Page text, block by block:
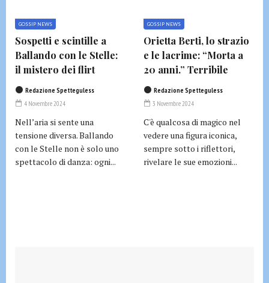
GOSSIP NEWS
Sospetti e scintille a
Ballando con le Stelle:
il mistero dei flirt
Redazione Spetteguless
4 Novembre 2024
Nell’aria si sente una
tensione diversa. Ballando
con le Stelle non è solo uno
spettacolo di danza: ogni...
GOSSIP NEWS
Orietta Berti, lo strazio
e le lacrime: “Morta a
20 anni.” Terribile
Redazione Spetteguless
3 Novembre 2024
C'è qualcosa di magico nel
vedere una figura iconica,
sempre sotto i riflettori,
rivelare le sue emozioni...